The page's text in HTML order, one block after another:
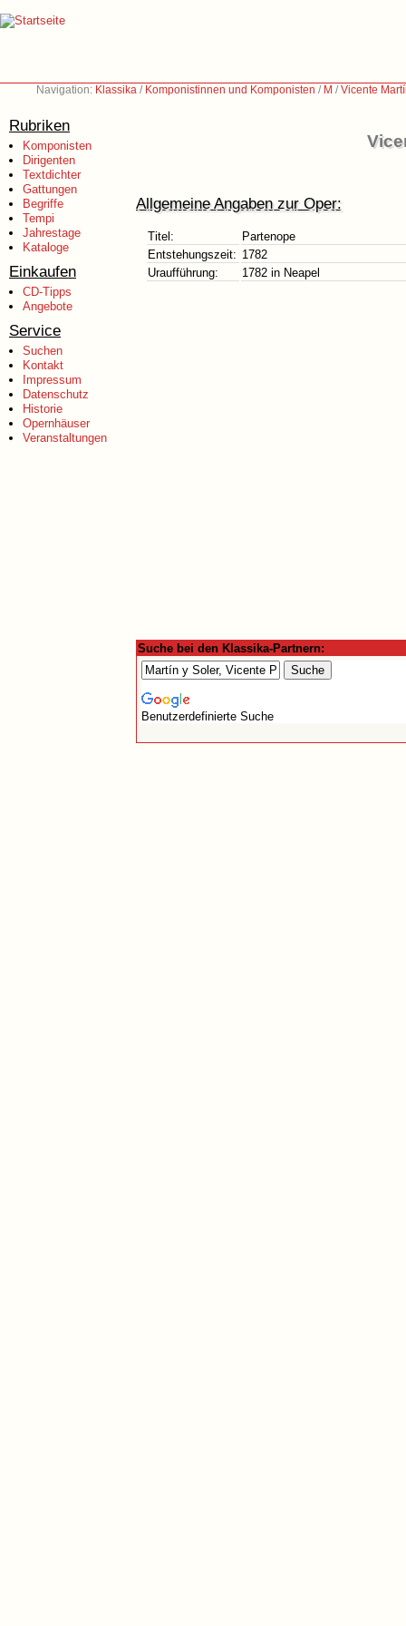
Navigation: Klassika / Komponistinnen und Komponisten / M /Vicente
Rubriken
Komponisten
Dirigenten
Textdichter
Gattungen
Begriffe
Tempi
Jahrestage
Kataloge
Einkaufen
CD-Tipps
Angebote
Service
Suchen
Kontakt
Impressum
Datenschutz
Historie
Opernhäuser
Veranstaltungen
Allgemeine Angaben zur Oper:
Titel:
Partenope
Entstehungszeit: 1782
Uraufführung:
1782 in Neapel
Suche bei den Klassika-Partnern:
Benutzerdefinierte Suche